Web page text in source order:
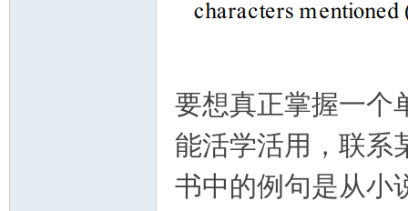
要想真正掌握一个
能活学活用，联系
书中的例句是从小